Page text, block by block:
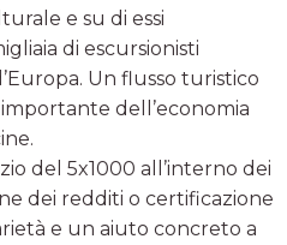
e su di essi
di escursionisti
Un flusso turistico
dell’economia
del 5x1000 all’interno dei
dei redditi o certificazione
e un aiuto concreto a